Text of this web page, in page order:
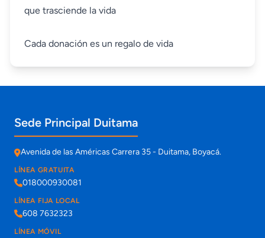
que trasciende la vida
Cada donación es un regalo de vida
Información de contacto y sedes
Sede Principal Duitama
Avenida de las Américas Carrera 35 - Duitama, Boyacá.
LÍNEA GRATUITA
018000930081
LÍNEA FIJA LOCAL
608 7632323
LÍNEA MÓVIL